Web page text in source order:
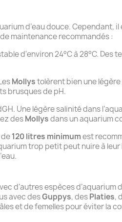
d’eau douce. Cependant,
maintenance recommandés :
d'environ 24°C à 28°C. Des
Mollystolèrent bien une
brusques de pH.
Une légère salinité dans
desMollysdans un aquarium
120 litres minimumest
trop petit peut nuire à
d’autres espèces d’aquarium
avec desGuppys, desPlaties,
et de femelles pour éviter la